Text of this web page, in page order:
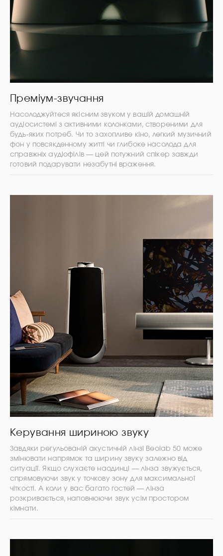
Преміум-звучання
Насолоджуйтеся якісним звуком у вашій домашній
аудіосистемі з активними колонками, створеними для
будь-яких потреб. Чи то захопливе кіно, легкий музичний
фон у повсякденному житті чи глибоке насолода для
справжніх аудіофілів — цей потужний спікер завжди
готовий подарувати незабутні враження.
Керування шириною звуку
Завдяки регульованій акустичній лінзі Beolab 50 може
змінювати напрямок та ширину звуку залежно від
ситуації. Якщо слухаєте наодинці — лінза звужується,
спрямовуючи звук у точкову зону для максимальної
чіткості. А коли у вас багато гостей — лінза
розкривається, наповнюючи звук усім простором
кімнати.